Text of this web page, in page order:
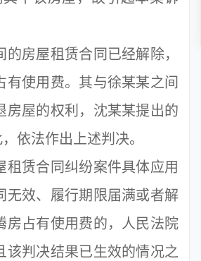
房屋租赁合同已经解除，
使用费。其与徐某某之间
房屋的权利，沈某某提出的
依法作出上述判决。
赁合同纠纷案件具体应用
无效、履行期限届满或者解
房占有使用费的，人民法院
该判决结果已生效的情况之